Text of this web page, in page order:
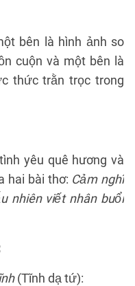
bên là hình ảnh so
cuộn và một bên là
thức trằn trọc trong
yêu quê hương và
hai bài thơ: Cảm nghĩ
nhiên viết nhân buổi
(Tĩnh dạ tứ):